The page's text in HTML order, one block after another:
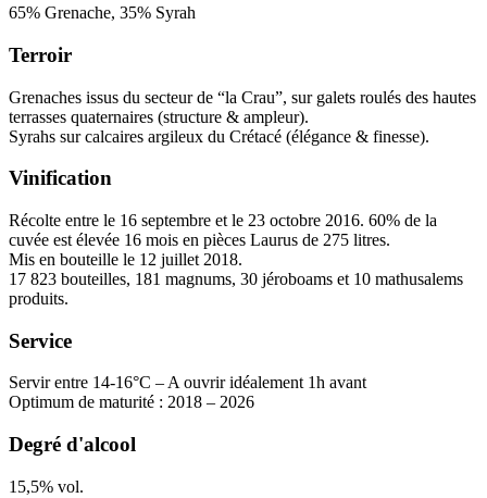
65% Grenache, 35% Syrah
Terroir
Grenaches issus du secteur de “la Crau”, sur galets roulés des hautes
terrasses quaternaires (structure & ampleur).
Syrahs sur calcaires argileux du Crétacé (élégance & finesse).
Vinification
Récolte entre le 16 septembre et le 23 octobre 2016. 60% de la
cuvée est élevée 16 mois en pièces Laurus de 275 litres.
Mis en bouteille le 12 juillet 2018.
17 823 bouteilles, 181 magnums, 30 jéroboams et 10 mathusalems
produits.
Service
Servir entre 14-16°C – A ouvrir idéalement 1h avant
Optimum de maturité : 2018 – 2026
Degré d'alcool
15,5% vol.